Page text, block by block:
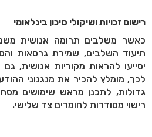
רישום זכויות ושיקולי סיכון בינלאומי
כאשר משלבים תרומה אנושית
תיעוד השלבים, שמירת גרסאות
יסייעו להראות מקוריות אנושית,
לכך, מומלץ להכיר את מנגנוני
גדולות, לתכנן מראש שימושים
רישוי מסודרות לחומרים צד שלישי.